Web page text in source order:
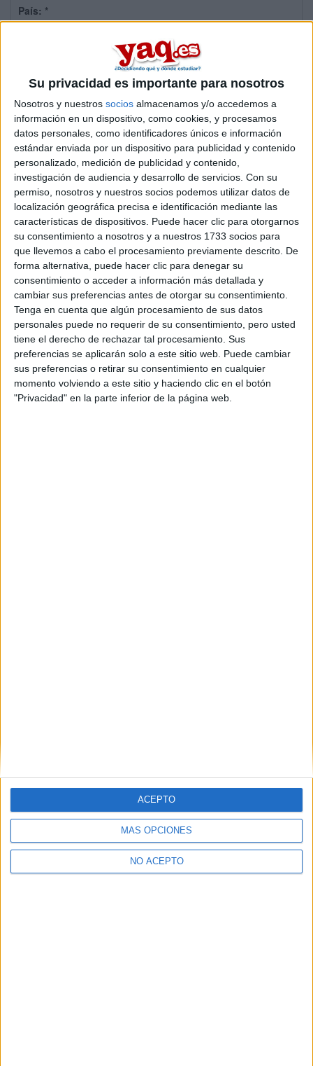
Su privacidad es importante para nosotros
Nosotros y nuestros socios almacenamos y/o accedemos a
información en un dispositivo, como cookies, y procesamos
datos personales, como identificadores únicos e información
estándar enviada por un dispositivo para publicidad y contenido
personalizado, medición de publicidad y contenido,
investigación de audiencia y desarrollo de servicios. Con su
permiso, nosotros y nuestros socios podemos utilizar datos de
localización geográfica precisa e identificación mediante las
características de dispositivos. Puede hacer clic para otorgarnos
su consentimiento a nosotros y a nuestros 1733 socios para
que llevemos a cabo el procesamiento previamente descrito. De
forma alternativa, puede hacer clic para denegar su
consentimiento o acceder a información más detallada y
cambiar sus preferencias antes de otorgar su consentimiento.
Tenga en cuenta que algún procesamiento de sus datos
personales puede no requerir de su consentimiento, pero usted
tiene el derecho de rechazar tal procesamiento. Sus
preferencias se aplicarán solo a este sitio web. Puede cambiar
sus preferencias o retirar su consentimiento en cualquier
momento volviendo a este sitio y haciendo clic en el botón
"Privacidad" en la parte inferior de la página web.
MÁS OPCIONES
NO ACEPTO
ACEPTO
País: *
Sobre ti
Soy:*
Chico
Chica
¿En qué año terminas (o terminaste) bachillerato o FP?
Soy estudiante de:*
Términos y Condiciones de Uso
Aceptolos Términos y Condicionesde uso*
Y como regalo de agradecimiento, por registrarte te daremos
gratis una copia de nuestro ebook con 100 consejos para tu
primer año de universidad